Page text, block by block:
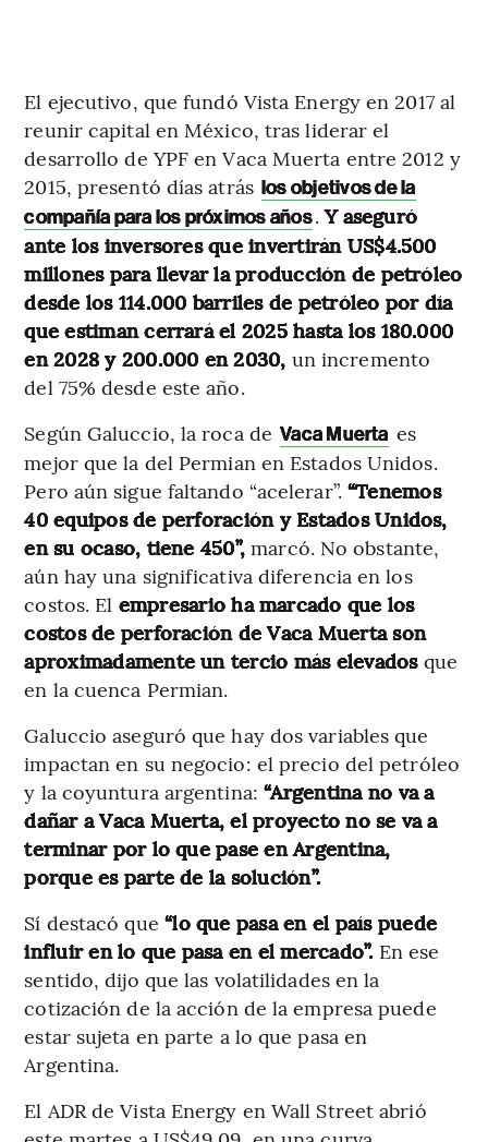
El ejecutivo, que fundó Vista Energy en 2017 al
reunir capital en México, tras liderar el
desarrollo de YPF en Vaca Muerta entre 2012 y
2015, presentó días atrás los objetivos de la
compañía para los próximos años.Y aseguró
ante los inversores que invertirán US$4.500
millones para llevar la producción de petróleo
desde los 114.000 barriles de petróleo por día
que estiman cerrará el 2025 hasta los 180.000
en 2028 y 200.000 en 2030, un incremento
del 75% desde este año.
Según Galuccio, la roca de Vaca Muerta es
mejor que la del Permian en Estados Unidos.
Pero aún sigue faltando “acelerar”. “Tenemos
40 equipos de perforación y Estados Unidos,
en su ocaso, tiene 450”, marcó. No obstante,
aún hay una significativa diferencia en los
costos. El empresario ha marcado que los
costos de perforación de Vaca Muerta son
aproximadamente un tercio más elevadosque
en la cuenca Permian.
Galuccio aseguró que hay dos variables que
impactan en su negocio: el precio del petróleo
y la coyuntura argentina: “Argentina no va a
dañar a Vaca Muerta, el proyecto no se va a
terminar por lo que pase en Argentina,
porque es parte de la solución”.
Sí destacó que “lo que pasa en el país puede
influir en lo que pasa en el mercado”. En ese
sentido, dijo que las volatilidades en la
cotización de la acción de la empresa puede
estar sujeta en parte a lo que pasa en
Argentina.
El ADR de Vista Energy en Wall Street abrió